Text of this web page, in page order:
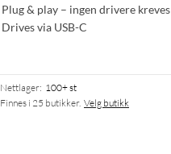
Plug & play – ingen drivere kreves
Drives via USB-C
Nettlager: 100+ st
Finnes i 25 butikker. Velg butikk